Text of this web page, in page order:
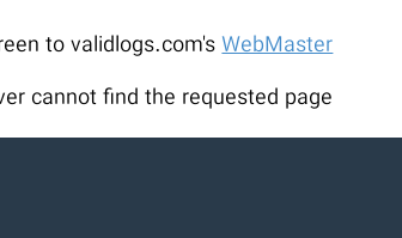
to validlogs.com'sWebMaster
cannot find the requested page: